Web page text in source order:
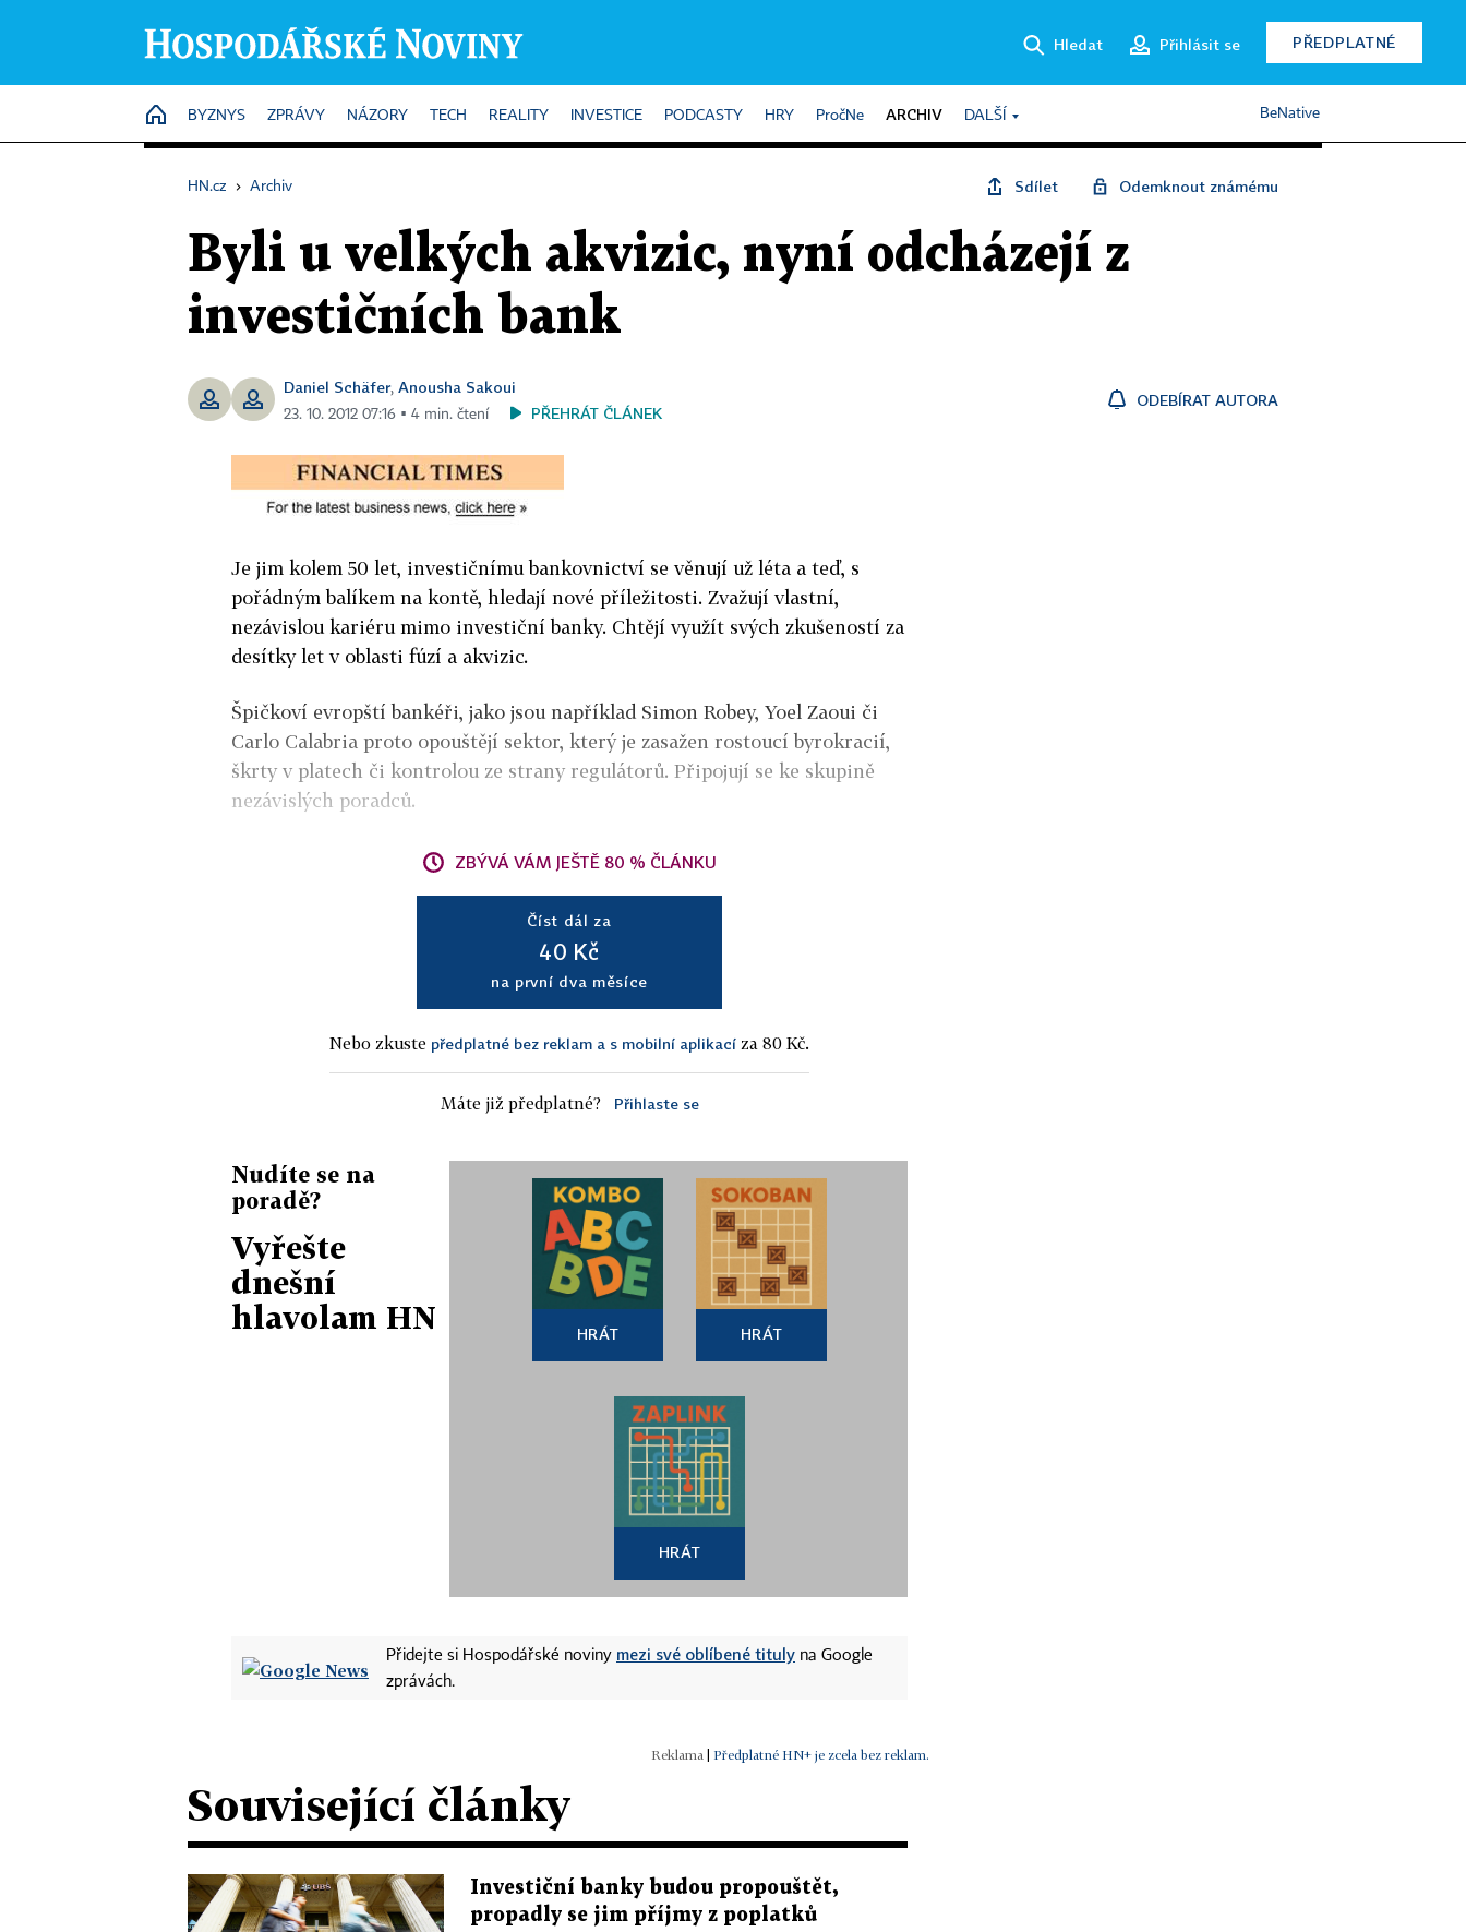
Hledat Přihlásit se PŘEDPLATNÉ
HOME
BYZNYS ZPRÁVY NÁZORY TECH REALITY INVESTICE PODCASTY HRY PročNe ARCHIV DALŠÍ BeNative
HN.cz › Archiv Sdílet Odemknout známému
Byli u velkých akvizic, nyní odcházejí z
investičních bank
Daniel Schäfer, Anousha Sakoui
23. 10. 2012 07:16 ▪ 4 min. čtení PŘEHRÁT ČLÁNEK
ODEBÍRAT AUTORA
Je jim kolem 50 let, investičnímu bankovnictví se věnují už léta a teď, s
pořádným balíkem na kontě, hledají nové příležitosti. Zvažují vlastní,
nezávislou kariéru mimo investiční banky. Chtějí využít svých zkušeností za
desítky let v oblasti fúzí a akvizic.
Špičkoví evropští bankéři, jako jsou například Simon Robey, Yoel Zaoui či
Carlo Calabria proto opouštějí sektor, který je zasažen rostoucí byrokracií,
škrty v platech či kontrolou ze strany regulátorů. Připojují se ke skupině
nezávislých poradců.
ZBÝVÁ VÁM JEŠTĚ 80 % ČLÁNKU
Číst dál za
40 Kč
na první dva měsíce
Nebo zkuste předplatné bez reklam a s mobilní aplikací za 80 Kč.
Máte již předplatné? Přihlaste se
Nudíte se na
poradě?
Vyřešte
dnešní
hlavolam HN
HRÁT HRÁT
HRÁT
Přidejte si Hospodářské noviny mezi své oblíbené tituly na Google
zprávách.
Předplatné HN+ je zcela bez reklam.
Související články
Investiční banky budou propouštět,
propadly se jim příjmy z poplatků